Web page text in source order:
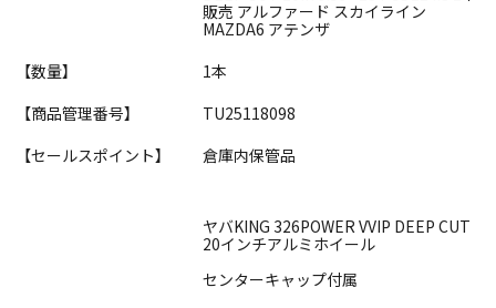
販売 アルファード スカイライン
MAZDA6 アテンザ
【数量】
1本
【商品管理番号】
TU25118098
【セールスポイント】
倉庫内保管品
ヤバKING 326POWER VVIP DEEP CUT
20インチアルミホイール
センターキャップ付属